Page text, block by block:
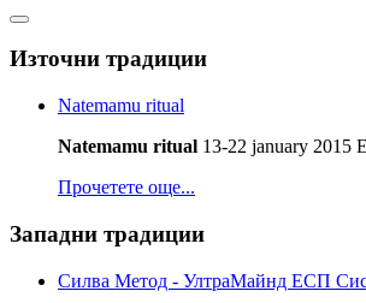
Източни традиции
Natemamu ritual
Natemamu ritual 13-22 january 2015
Прочетете още...
Западни традиции
Силва Метод - УлтраМайнд ЕСП